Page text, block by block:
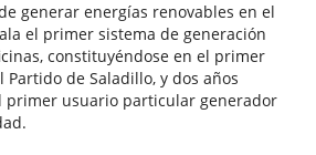
generar energías renovables en el
el primer sistema de generación
constituyéndose en el primer
de Saladillo, y dos años
primer usuario particular generador